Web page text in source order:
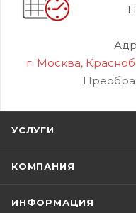
г. Москва,
УСЛУГИ
КОМПАНИЯ
ИНФОРМАЦИЯ